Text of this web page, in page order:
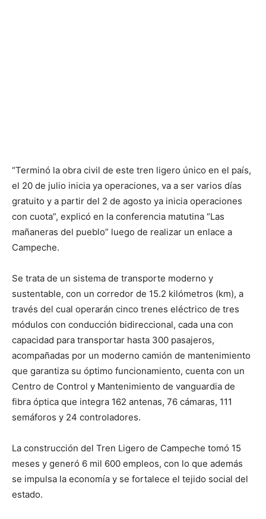
“Terminó la obra civil de este tren ligero único en el país,
el 20 de julio inicia ya operaciones, va a ser varios días
gratuito y a partir del 2 de agosto ya inicia operaciones
con cuota”, explicó en la conferencia matutina “Las
mañaneras del pueblo” luego de realizar un enlace a
Campeche.
Se trata de un sistema de transporte moderno y
sustentable, con un corredor de 15.2 kilómetros (km), a
través del cual operarán cinco trenes eléctrico de tres
módulos con conducción bidireccional, cada una con
capacidad para transportar hasta 300 pasajeros,
acompañadas por un moderno camión de mantenimiento
que garantiza su óptimo funcionamiento, cuenta con un
Centro de Control y Mantenimiento de vanguardia de
fibra óptica que integra 162 antenas, 76 cámaras, 111
semáforos y 24 controladores.
La construcción del Tren Ligero de Campeche tomó 15
meses y generó 6 mil 600 empleos, con lo que además
se impulsa la economía y se fortalece el tejido social del
estado.